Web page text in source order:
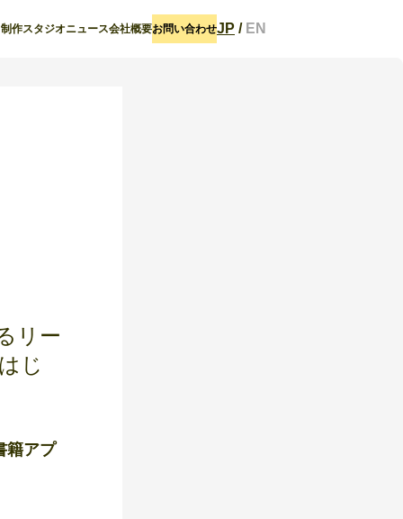
制作スタジオニュース会社概要お問い合わせJP / EN
リー
じ
籍アプ